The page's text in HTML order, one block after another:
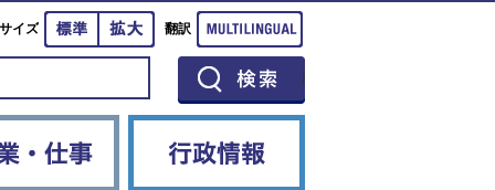
イズ 標準 拡大
翻訳